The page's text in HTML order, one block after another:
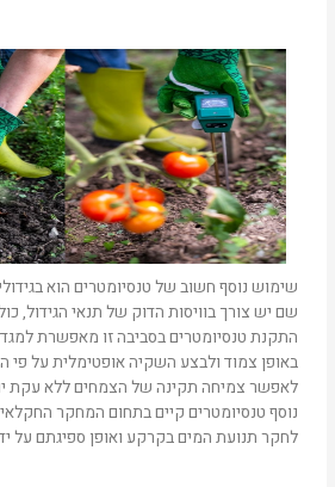
שימוש נוסף חשוב של טנסיומטרים הוא
שם יש צורך בוויסות הדוק של תנאי הגידול,
התקנת טנסיומטרים בסביבה זו מאפשרת
באופן צמוד ולבצע השקיה אופטימלית על פי
לאפשר צמיחה תקינה של הצמחים ללא עקת
נוסף טנסיומטרים קיים בתחום המחקר
לחקר תנועת המים בקרקע ואופן ספיגתם על